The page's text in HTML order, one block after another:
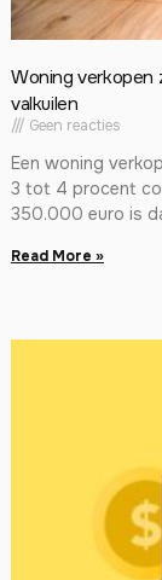
Woning verkopen
valkuilen
Geen reacties
Een woning
3 tot 4 procent
350.000 euro is
Read More »